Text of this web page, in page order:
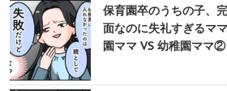
保育園卒のうちの子、
面なのに失礼すぎるマ
園ママ VS 幼稚園ママ